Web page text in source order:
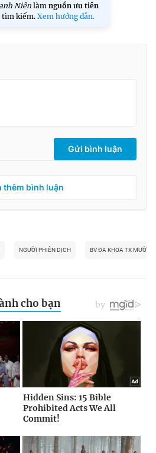
Niên làm nguồn ưu tiên
tìm kiếm. Xem hướng dẫn.
Gửi bình luận
thêm bình luận
NGƯỜI PHIÊN DỊCH BV ĐA KHOA TX MƯỜNG